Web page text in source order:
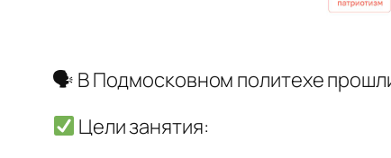
🗣 В Подмосковном политехе
Цели занятия: